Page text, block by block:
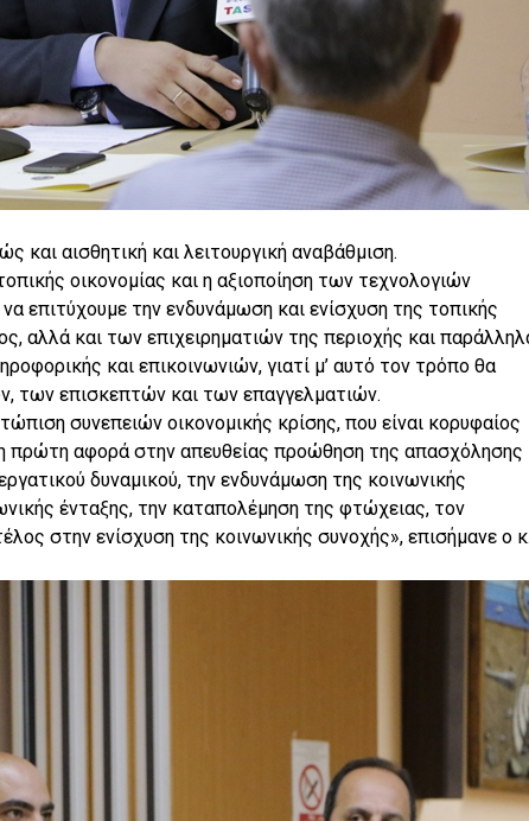
αισθητική και λειτουργική αναβάθμιση.
οικονομίας και η αξιοποίηση των τεχνολογιών
επιτύχουμε την ενδυνάμωση και ενίσχυση της τοπικής
αλλά και των επιχειρηματιών της περιοχής και
και επικοινωνιών, γιατί μ’ αυτό τον τρόπο θα
των επισκεπτών και των επαγγελματιών.
συνεπειών οικονομικής κρίσης, που είναι κορυφαίος
η πρώτη αφορά στην απευθείας προώθηση της απασχόλησης
δυναμικού, την ενδυνάμωση της κοινωνικής
ένταξης, την καταπολέμηση της φτώχειας, τον
στην ενίσχυση της κοινωνικής συνοχής», επισήμανε ο